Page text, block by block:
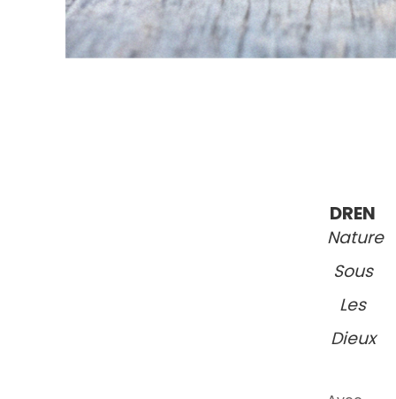
DREN
Nature
Sous
Les
Dieux